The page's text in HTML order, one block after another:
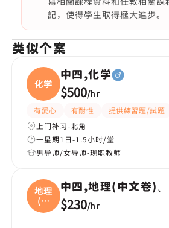
記，使得學生取得極大進步。
类似个案
化学
中四,化学
$500/hr
有愛心 有耐性 提供練習題/試題
上门补习-北角
一星期1日-1.5小时/堂
男导师/女导师-现职教师
地理
(中
文
中四,地理(中文卷)、
$230/hr